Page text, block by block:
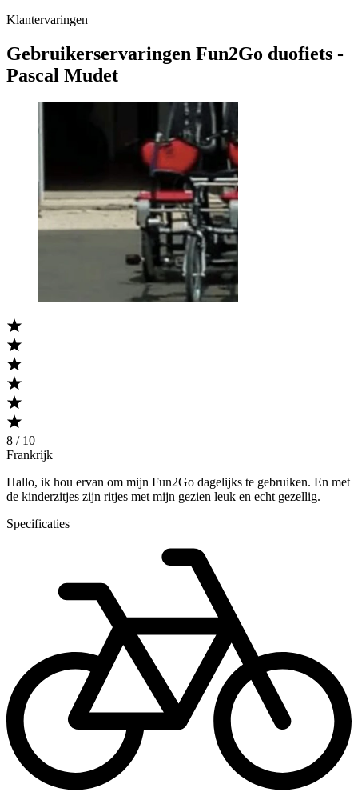
Klantervaringen
Gebruikerservaringen Fun2Go duofiets -
Pascal Mudet
8 / 10
Frankrijk
Hallo, ik hou ervan om mijn Fun2Go dagelijks te gebruiken. En met
de kinderzitjes zijn ritjes met mijn gezien leuk en echt gezellig.
Specificaties